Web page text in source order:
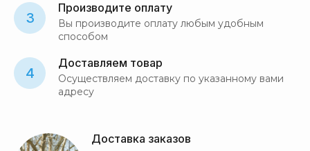
3
Производите оплату
Вы производите оплату любым удобным
способом
4
Доставляем товар
Осуществляем доставку по указанному вами
адресу
Доставка заказов